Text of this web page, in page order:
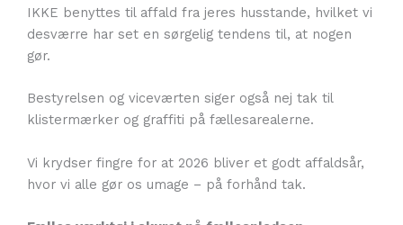
IKKE benyttes til affald fra jeres husstande, hvilket vi
desværre har set en sørgelig tendens til, at nogen
gør.
Bestyrelsen og viceværten siger også nej tak til
klistermærker og graffiti på fællesarealerne.
Vi krydser fingre for at 2026 bliver et godt affaldsår,
hvor vi alle gør os umage – på forhånd tak.